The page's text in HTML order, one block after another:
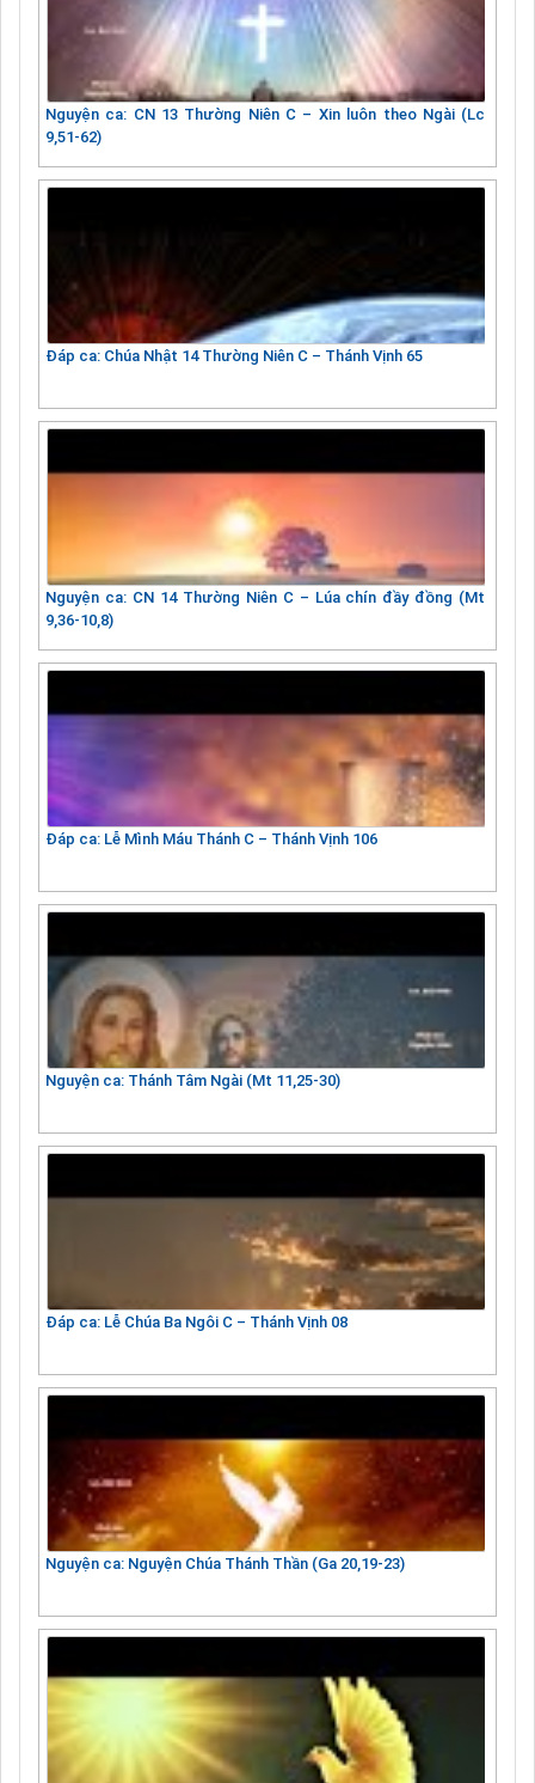
Nguyện ca: CN 13 Thường Niên C – Xin luôn theo Ngài (Lc
9,51-62)
Đáp ca: Chúa Nhật 14 Thường Niên C – Thánh Vịnh 65
Nguyện ca: CN 14 Thường Niên C – Lúa chín đầy đồng (Mt
9,36-10,8)
Đáp ca: Lễ Mình Máu Thánh C – Thánh Vịnh 106
Nguyện ca: Thánh Tâm Ngài (Mt 11,25-30)
Đáp ca: Lễ Chúa Ba Ngôi C – Thánh Vịnh 08
Nguyện ca: Nguyện Chúa Thánh Thần (Ga 20,19-23)